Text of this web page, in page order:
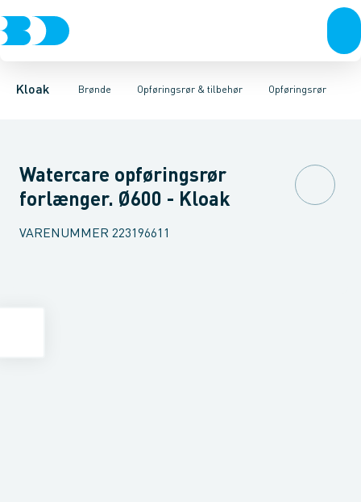
Kloak Brønde
Rør & fittingsBrønde BrøndgodsLinjeafvandingTanke,
Opføringsrør & tilbehør
Rense & inspektions brøndeOpføringsrør & tilbehør
Opføringsrør
OpføringsrørTætningsringeLågBundeMuffer Reduktioner
Watercare opføringsrør
forlænger. Ø600 - Kloak
VARENUMMER 223196611